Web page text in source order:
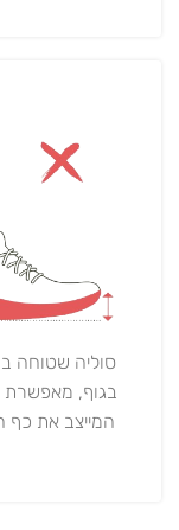
סוליה שטוחה
בגוף, מאפשרת
המייצב את כף